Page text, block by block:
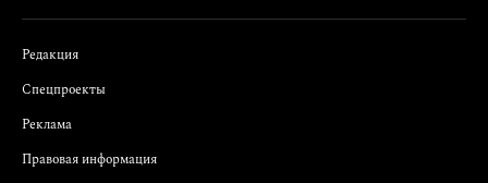
Редакция
Спецпроекты
Реклама
Правовая информация